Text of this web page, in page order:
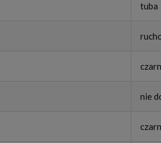
tuba
nie